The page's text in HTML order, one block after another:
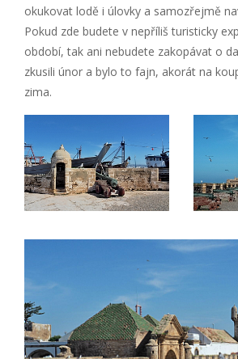
okukovat lodě i úlovky a samozřejmě
Pokud zde budete v nepříliš turisticky
období, tak ani nebudete zakopávat o
zkusili únor a bylo to fajn, akorát na
zima.